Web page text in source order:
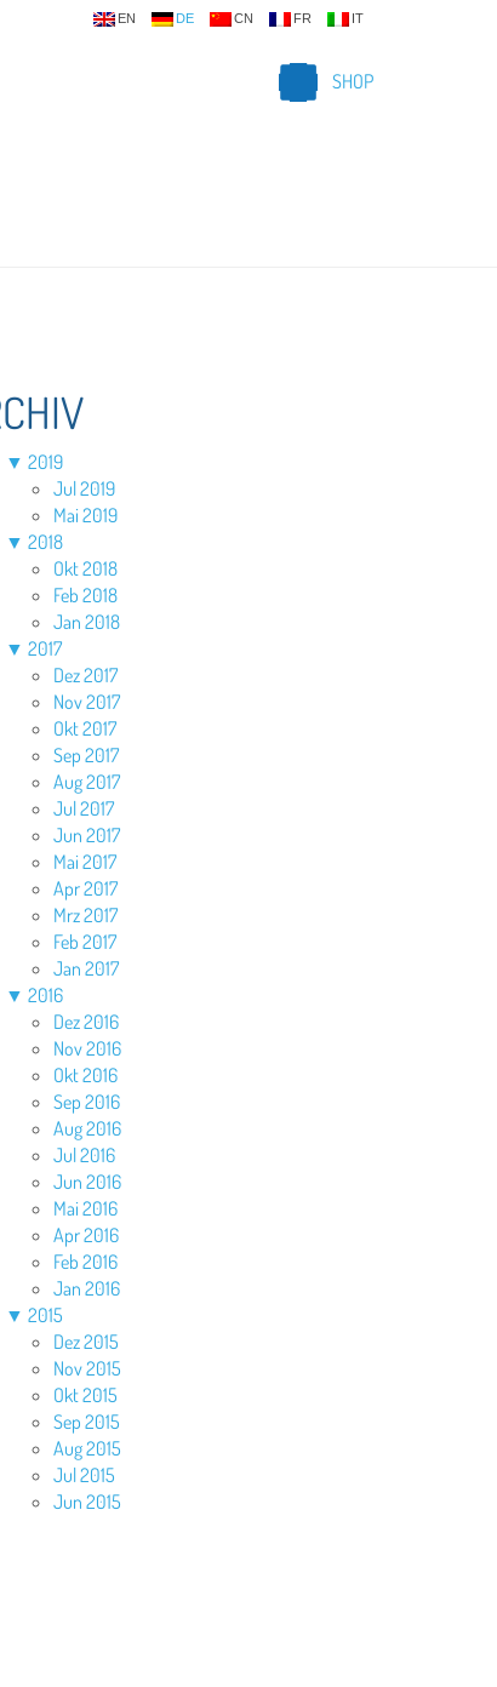
EN DE CN FR IT
SHOP
▼ 2019
Jul 2019
Mai 2019
▼ 2018
Okt 2018
Feb 2018
Jan 2018
▼ 2017
Dez 2017
Nov 2017
Okt 2017
Sep 2017
Aug 2017
Jul 2017
Jun 2017
Mai 2017
Apr 2017
Mrz 2017
Feb 2017
Jan 2017
▼ 2016
Dez 2016
Nov 2016
Okt 2016
Sep 2016
Aug 2016
Jul 2016
Jun 2016
Mai 2016
Apr 2016
Feb 2016
Jan 2016
▼ 2015
Dez 2015
Nov 2015
Okt 2015
Sep 2015
Aug 2015
Jul 2015
Jun 2015